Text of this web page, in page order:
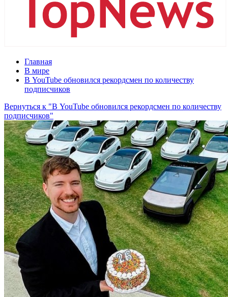
Главная
В мире
В YouTube обновился рекордсмен по количеству
подписчиков
Вернуться к "В YouTube обновился рекордсмен по количеству
подписчиков"